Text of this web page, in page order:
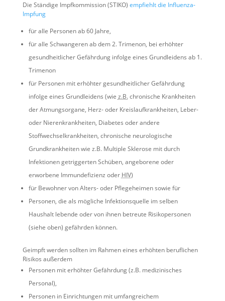
Die Ständige Impfkommission (STIKO) empfiehlt die Influenza-
Impfung
für alle Personen ab 60 Jahre,
für alle Schwangeren ab dem 2. Trimenon, bei erhöhter
gesundheitlicher Gefährdung infolge eines Grundleidens ab 1.
Trimenon
für Personen mit erhöhter gesundheitlicher Gefährdung
infolge eines Grundleidens (wie z.B.chronische Krankheiten
der Atmungsorgane, Herz- oder Kreislaufkrankheiten, Leber-
oder Nierenkrankheiten, Diabetes oder andere
Stoffwechselkrankheiten, chronische neurologische
Grundkrankheiten wie z.B. Multiple Sklerose mit durch
Infektionen getriggerten Schüben, angeborene oder
erworbene Immundefizienz oder HIV)
für Bewohner von Alters- oder Pflegeheimen sowie für
Personen, die als mögliche Infektionsquelle im selben
Haushalt lebende oder von ihnen betreute Risikopersonen
(siehe oben) gefährden können.
Geimpft werden sollten im Rahmen eines erhöhten beruflichen
Risikos außerdem
Personen mit erhöhter Gefährdung (z.B. medizinisches
Personal),
Personen in Einrichtungen mit umfangreichem